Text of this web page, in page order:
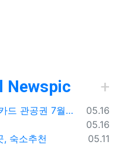
Newspic
등록일
05.16
여행객도 무제한 기후동행카드 관공권 7월출시
등록일
05.16
등록일
05.11
, 숙소추천